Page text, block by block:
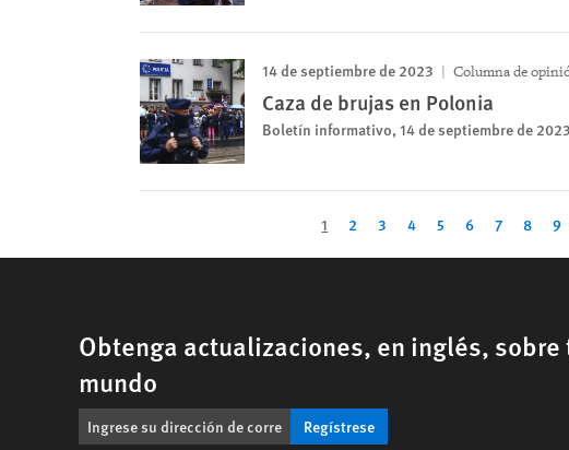
14 de septiembre de 2023 Columna de
Caza de brujas en Polonia
Boletín informativo, 14 de septiembre de 2023
Current
1 Page
2 Page
3 Page
4 Page
5 Page
6 Page
7 Page
8 9
Obtenga actualizaciones, en inglés,
mundo
Regístrese